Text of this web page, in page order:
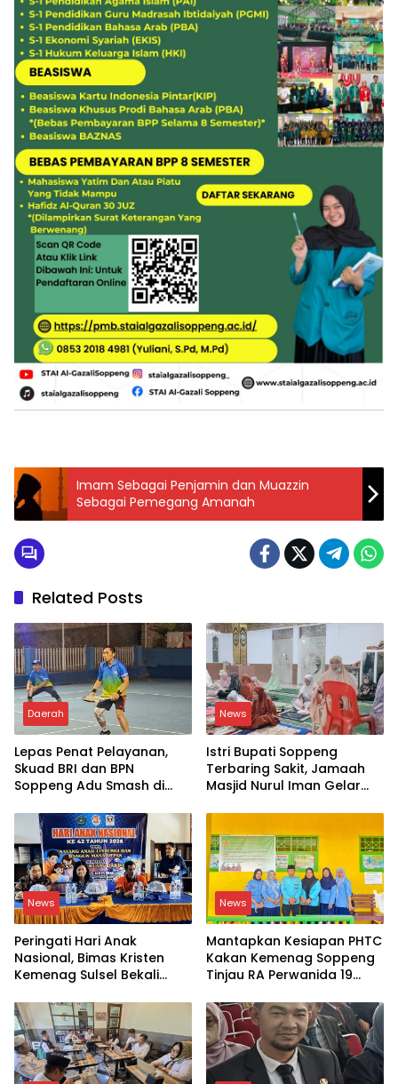
Imam Sebagai Penjamin dan Muazzin
Sebagai Pemegang Amanah
Related Posts
Daerah
Lepas Penat Pelayanan,
Skuad BRI dan BPN
Soppeng Adu Smash di
News
Istri Bupati Soppeng
Terbaring Sakit, Jamaah
Masjid Nurul Iman Gelar
News
Peringati Hari Anak
Nasional, Bimas Kristen
Kemenag Sulsel Bekali
News
Mantapkan Kesiapan PHTC
Kakan Kemenag Soppeng
Tinjau RA Perwanida 19